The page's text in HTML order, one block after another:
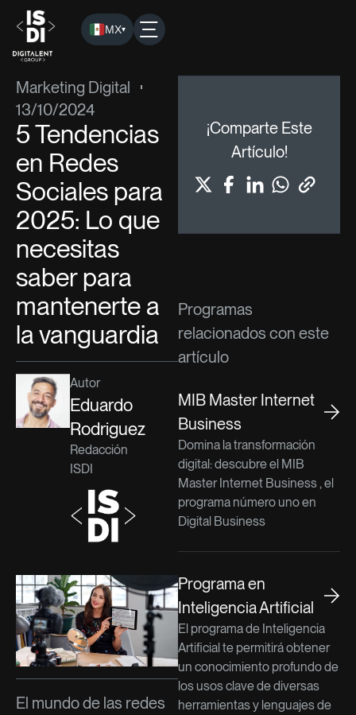
MX▾
ISDI›Blog
Marketing Digital
13/10/2024
5 Tendencias
en Redes
Sociales para
2025: Lo que
necesitas
saber para
mantenerte a
la vanguardia
Autor
Eduardo
Rodriguez
Redacción
ISDI
El mundo de las redes
¡Comparte Este
Artículo!
Programas
relacionados con este
artículo
MIB Master Internet
Business
Domina la transformación
digital: descubre el MIB
Master Internet Business , el
programa número uno en
Digital Business
Programa en
Inteligencia Artificial
El programa de Inteligencia
Artificial te permitirá obtener
un conocimiento profundo de
los usos clave de diversas
herramientas y lenguajes de